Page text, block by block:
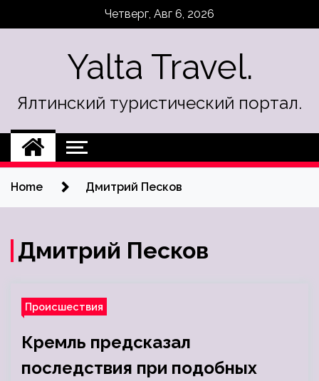
Четверг, Авг 6, 2026
Yalta Travel.
Ялтинский туристический портал.
Home Дмитрий Песков
Дмитрий Песков
Происшествия
Кремль предсказал
последствия при подобных